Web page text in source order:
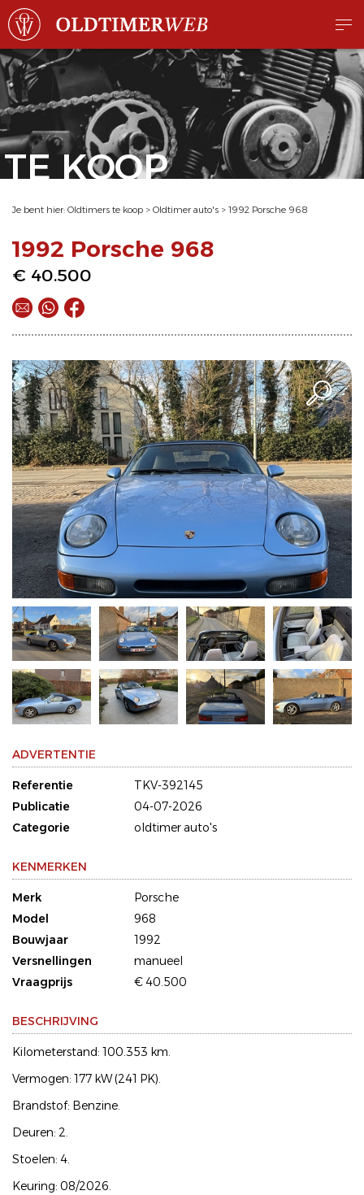
TE KOOP
Je bent hier: Oldtimers te koop > Oldtimer auto's > 1992 Porsche 968
1992 Porsche 968
€ 40.500
ADVERTENTIE
Referentie
TKV-392145
Publicatie
04-07-2026
Categorie
oldtimer auto's
KENMERKEN
Merk
Porsche
Model
968
Bouwjaar
1992
Versnellingen
manueel
Vraagprijs
€ 40.500
BESCHRIJVING
Kilometerstand: 100.353 km.
Vermogen: 177 kW (241 PK).
Brandstof: Benzine.
Deuren: 2.
Stoelen: 4.
Keuring: 08/2026.